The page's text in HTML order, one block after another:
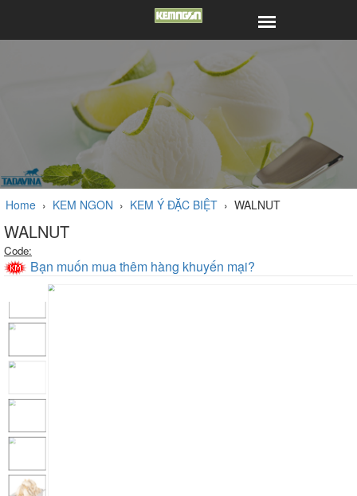
Home › KEM NGON › KEM Ý ĐẶC BIỆT › WALNUT
WALNUT
Code:
Bạn muốn mua thêm hàng khuyến mại?